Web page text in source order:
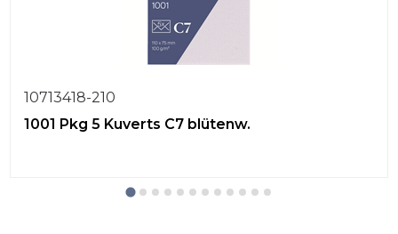
10713418-210
1001 Pkg 5 Kuverts C7 blütenw.